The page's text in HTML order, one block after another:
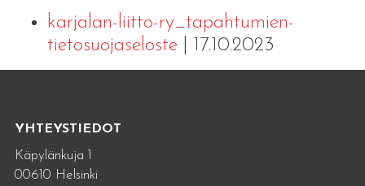
karjalan-liitto-ry_tapahtumien-
tietosuojaseloste| 17.10.2023
YHTEYSTIEDOT
Käpylänkuja 1
00610 Helsinki